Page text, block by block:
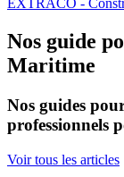
EXTRACO -
Nos guide
Maritime
Nos guides
professionnels
Voir tous les articles